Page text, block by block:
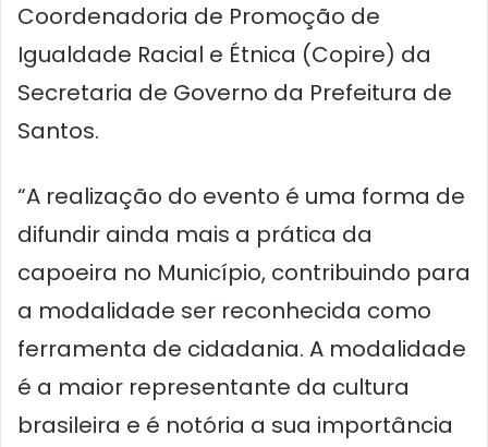
Coordenadoria de Promoção de
Igualdade Racial e Étnica (Copire) da
Secretaria de Governo da Prefeitura de
Santos.
“A realização do evento é uma forma de
difundir ainda mais a prática da
capoeira no Município, contribuindo para
a modalidade ser reconhecida como
ferramenta de cidadania. A modalidade
é a maior representante da cultura
brasileira e é notória a sua importância